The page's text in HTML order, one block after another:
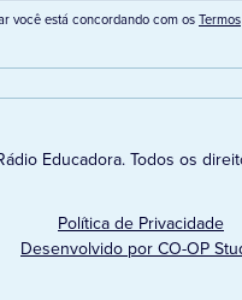
você está concordando com osTermos
Educadora. Todos os
Política de Privacidade
Desenvolvido por CO-OP